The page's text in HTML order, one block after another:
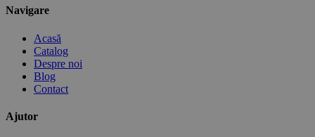
Navigare
Acasă
Catalog
Despre noi
Blog
Contact
Ajutor